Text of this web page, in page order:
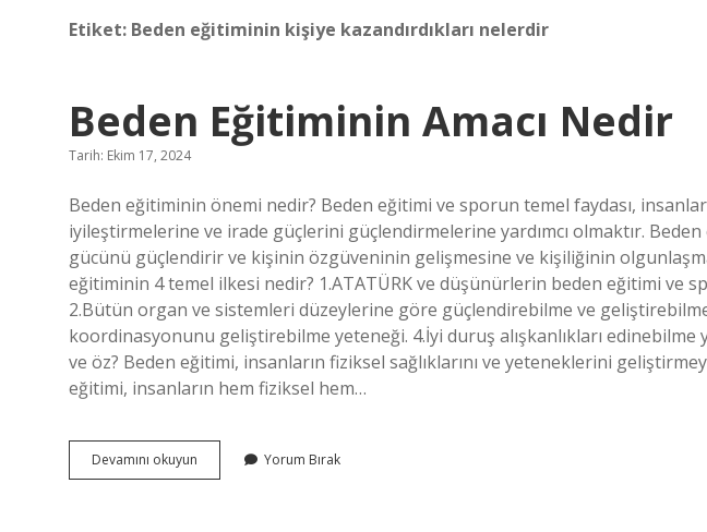
Etiket: Beden eğitiminin kişiye kazandırdıkları nelerdir
Beden Eğitiminin Amacı Nedir
Tarih: Ekim 17, 2024
Beden eğitiminin önemi nedir? Beden eğitimi ve sporun temel faydası,
iyileştirmelerine ve irade güçlerini güçlendirmelerine yardımcı olmaktır.
gücünü güçlendirir ve kişinin özgüveninin gelişmesine ve kişiliğinin
eğitiminin 4 temel ilkesi nedir? 1.ATATÜRK ve düşünürlerin beden eğitimi ve
2.Bütün organ ve sistemleri düzeylerine göre güçlendirebilme ve
koordinasyonunu geliştirebilme yeteneği. 4.İyi duruş alışkanlıkları edinebilme
ve öz? Beden eğitimi, insanların fiziksel sağlıklarını ve yeteneklerini
eğitimi, insanların hem fiziksel hem…
Devamını okuyun
Eğitiminin
Yorum Bırak